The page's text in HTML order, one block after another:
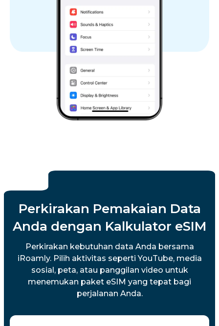
Perkirakan Pemakaian Data
Anda dengan Kalkulator eSIM
Perkirakan kebutuhan data Anda bersama
iRoamly. Pilih aktivitas seperti YouTube, media
sosial, peta, atau panggilan video untuk
menemukan paket eSIM yang tepat bagi
perjalanan Anda.